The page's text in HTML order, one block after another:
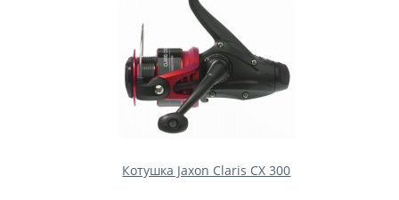
Котушка Jaxon Claris CX 300